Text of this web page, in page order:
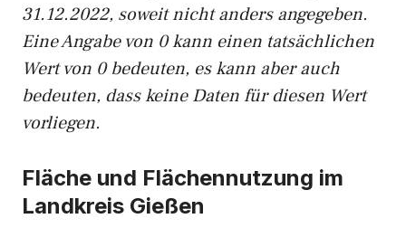
31.12.2022, soweit nicht anders angegeben.
Eine Angabe von 0 kann einen tatsächlichen
Wert von 0 bedeuten, es kann aber auch
bedeuten, dass keine Daten für diesen Wert
vorliegen.
Fläche und Flächennutzung im
Landkreis Gießen